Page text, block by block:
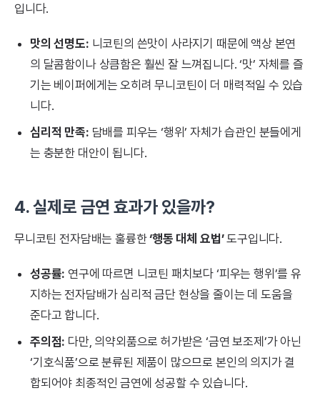
입니다.
맛의 선명도: 니코틴의 쓴맛이 사라지기 때문에 액상 본연
의 달콤함이나 상큼함은 훨씬 잘 느껴집니다. ‘맛’ 자체를 즐
기는 베이퍼에게는 오히려 무니코틴이 더 매력적일 수 있습
니다.
심리적 만족: 담배를 피우는 ‘행위’ 자체가 습관인 분들에게
는 충분한 대안이 됩니다.
4. 실제로 금연 효과가 있을까?
무니코틴 전자담배는 훌륭한‘행동 대체 요법’도구입니다.
성공률: 연구에 따르면 니코틴 패치보다 ‘피우는 행위’를 유
지하는 전자담배가 심리적 금단 현상을 줄이는 데 도움을
준다고 합니다.
주의점: 다만, 의약외품으로 허가받은 ‘금연 보조제’가 아닌
‘기호식품’으로 분류된 제품이 많으므로 본인의 의지가 결
합되어야 최종적인 금연에 성공할 수 있습니다.